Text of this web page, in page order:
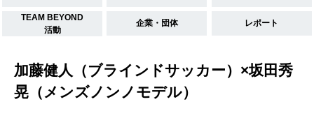
TEAM BEYOND
活動
企業・団体 レポート
加藤健人（ブラインドサッカー）×坂田秀
晃（メンズノンノモデル）